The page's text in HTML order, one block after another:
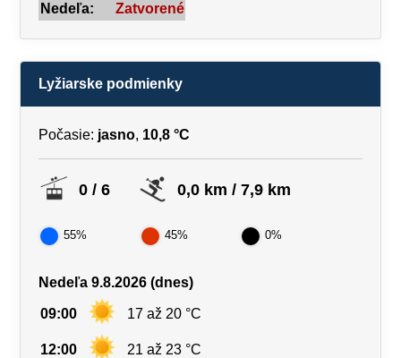
Nedeľa:
Zatvorené
Lyžiarske podmienky
Počasie: jasno, 10,8 °C
0 / 6 0,0 km / 7,9 km
55% 45% 0%
Nedeľa 9.8.2026 (dnes)
09:00 17 až 20 °C
12:00 21 až 23 °C